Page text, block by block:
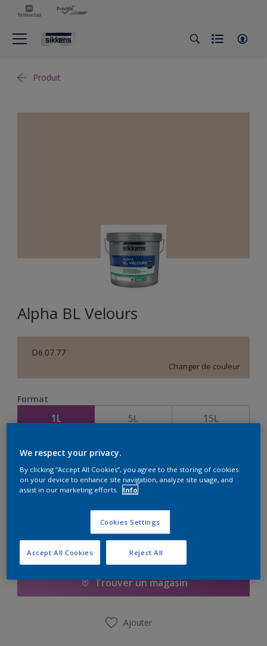
Produit
Alpha BL Velours
D6.07.77
Changer de couleur
Format
1L 5L 15L
Quantité Calculateur de peinture
Calculer
Ajouter à la liste d’achats
Trouver un magasin
Ajouter
We respect your privacy.
By clicking “Accept All Cookies”, you agree to the storing of cookies
on your device to enhance site navigation, analyze site usage, and
assist in our marketing efforts.
Info
Cookies Settings
Reject All
Accept All Cookies